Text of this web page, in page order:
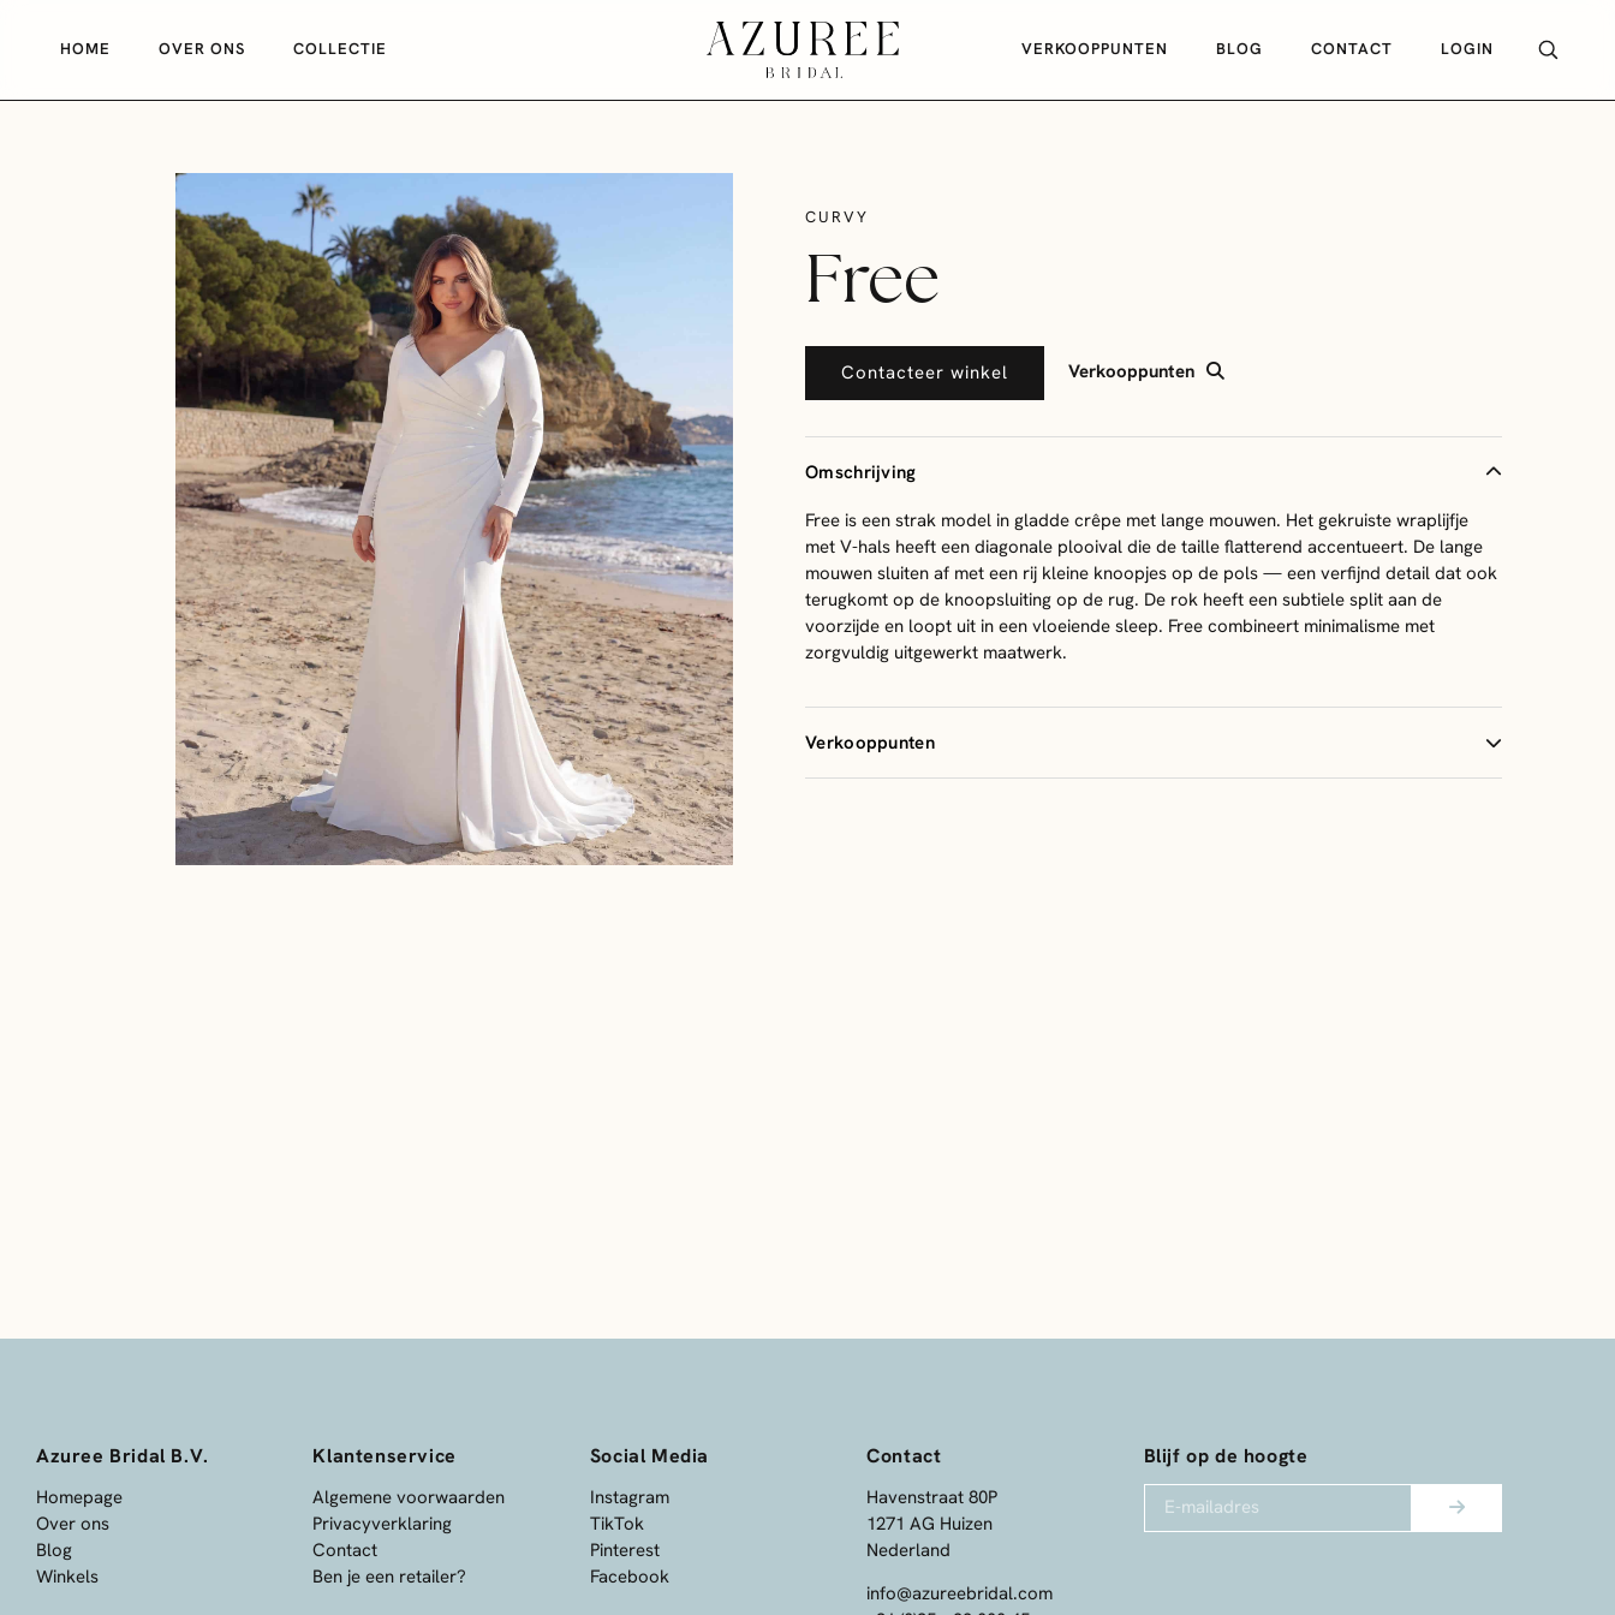
HOME OVER ONS COLLECTIE VERKOOPPUNTEN BLOG CONTACT LOGIN
CURVY
Free
Contacteer winkel Verkooppunten
Omschrijving
Free is een strak model in gladde crêpe met lange mouwen. Het gekruiste wraplijfje
met V-hals heeft een diagonale plooival die de taille flatterend accentueert. De lange
mouwen sluiten af met een rij kleine knoopjes op de pols — een verfijnd detail dat ook
terugkomt op de knoopsluiting op de rug. De rok heeft een subtiele split aan de
voorzijde en loopt uit in een vloeiende sleep. Free combineert minimalisme met
zorgvuldig uitgewerkt maatwerk.
Verkooppunten
Azuree Bridal B.V.
Homepage
Over ons
Blog
Winkels
Klantenservice
Algemene voorwaarden
Privacyverklaring
Contact
Ben je een retailer?
Social Media
Instagram
TikTok
Pinterest
Facebook
Contact
Havenstraat 80P
1271 AG Huizen
Nederland
info@azureebridal.com
Blijf op de hoogte